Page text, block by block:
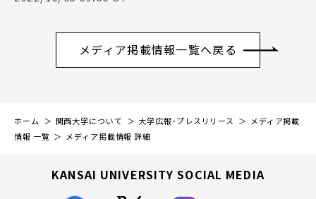
メディア掲載情報一覧へ戻る
ホーム 関西大学について 大学広報・プレスリリース
メディア掲載
情報 一覧
メディア掲載情報 詳細
KANSAI UNIVERSITY SOCIAL MEDIA